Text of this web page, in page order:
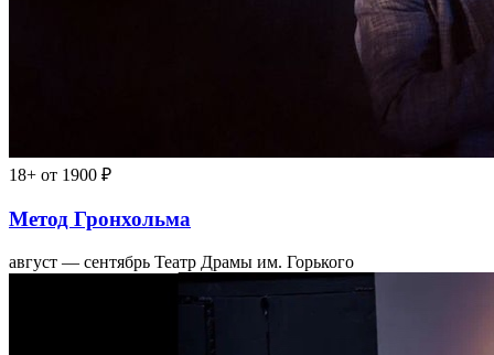
18+ от 1900 ₽
Метод Гронхольма
август — сентябрь Театр Драмы им. Горького